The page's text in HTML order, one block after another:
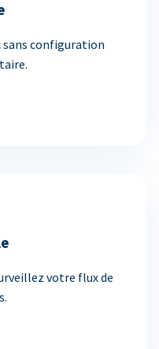
sans configuration
votre flux de